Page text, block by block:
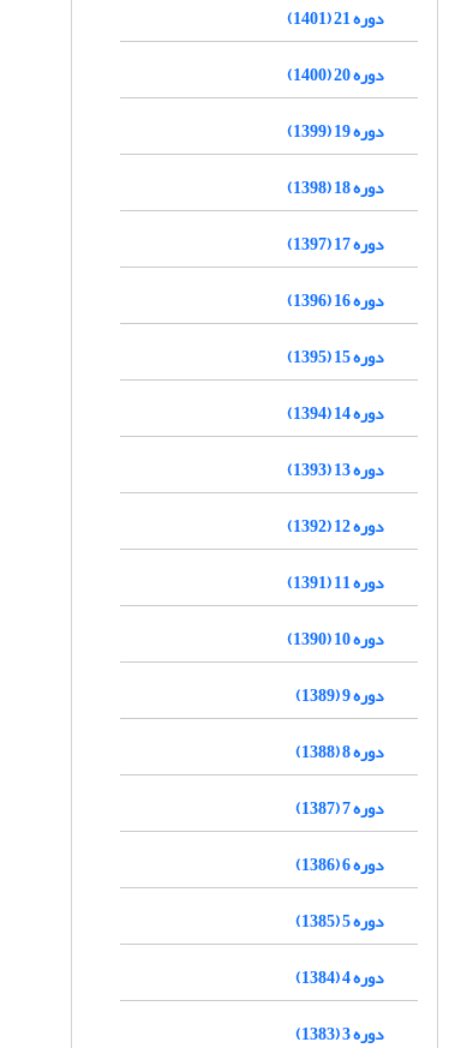
دوره 21 (1401)
دوره 20 (1400)
دوره 19 (1399)
دوره 18 (1398)
دوره 17 (1397)
دوره 16 (1396)
دوره 15 (1395)
دوره 14 (1394)
دوره 13 (1393)
دوره 12 (1392)
دوره 11 (1391)
دوره 10 (1390)
دوره 9 (1389)
دوره 8 (1388)
دوره 7 (1387)
دوره 6 (1386)
دوره 5 (1385)
دوره 4 (1384)
دوره 3 (1383)